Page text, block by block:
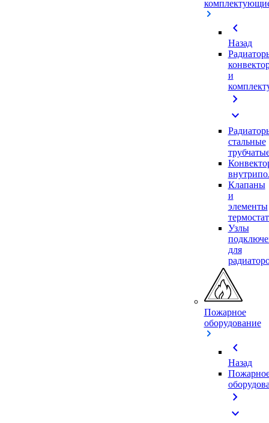
chevron_left
Назад
и
chevron_right
expand_more
стальные
Клапаны
и
элементы
Узлы
для
Пожарное
оборудование
chevron_left
Назад
chevron_right
expand_more